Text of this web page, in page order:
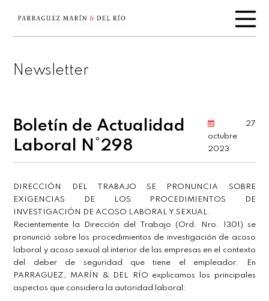
Newsletter
Boletín de Actualidad
Laboral N°298
27
octubre
2023
DIRECCIÓN DEL TRABAJO SE PRONUNCIA SOBRE
EXIGENCIAS DE LOS PROCEDIMIENTOS DE
INVESTIGACIÓN DE ACOSO LABORAL Y SEXUAL.
Recientemente la Dirección del Trabajo (Ord. Nro. 1301) se
pronunció sobre los procedimientos de investigación de acoso
laboral y acoso sexual al interior de las empresas en el contexto
del deber de seguridad que tiene el empleador. En
PARRAGUEZ, MARÍN & DEL RÍO explicamos los principales
aspectos que considera la autoridad laboral: